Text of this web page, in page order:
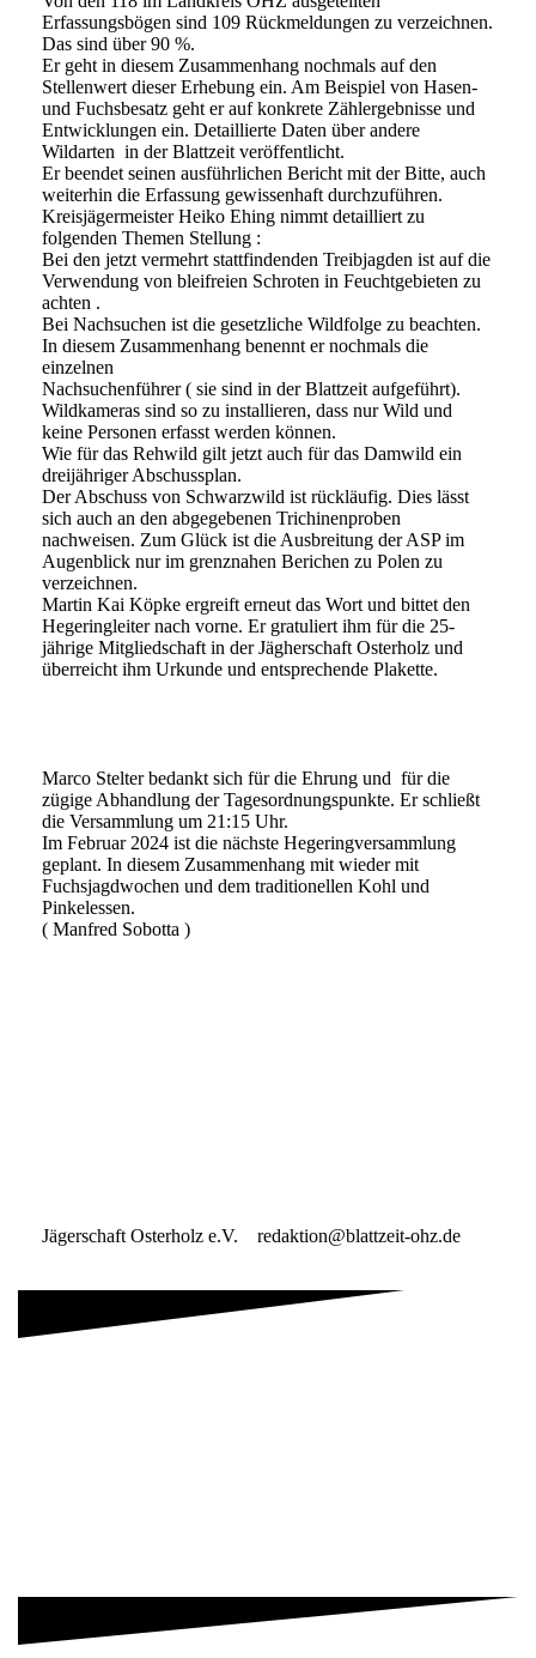
Erfassungsbögen sind 109 Rückmeldungen zu verzeichnen.
Das sind über 90 %.
Er geht in diesem Zusammenhang nochmals auf den
Stellenwert dieser Erhebung ein. Am Beispiel von Hasen-
und Fuchsbesatz geht er auf konkrete Zählergebnisse und
Entwicklungen ein. Detaillierte Daten über andere
Wildarten in der Blattzeit veröffentlicht.
Er beendet seinen ausführlichen Bericht mit der Bitte, auch
weiterhin die Erfassung gewissenhaft durchzuführen.
Kreisjägermeister Heiko Ehing nimmt detailliert zu
folgenden Themen Stellung :
Bei den jetzt vermehrt stattfindenden Treibjagden ist auf die
Verwendung von bleifreien Schroten in Feuchtgebieten zu
achten .
Bei Nachsuchen ist die gesetzliche Wildfolge zu beachten.
In diesem Zusammenhang benennt er nochmals die
einzelnen
Nachsuchenführer ( sie sind in der Blattzeit aufgeführt).
Wildkameras sind so zu installieren, dass nur Wild und
keine Personen erfasst werden können.
Wie für das Rehwild gilt jetzt auch für das Damwild ein
dreijähriger Abschussplan.
Der Abschuss von Schwarzwild ist rückläufig. Dies lässt
sich auch an den abgegebenen Trichinenproben
nachweisen. Zum Glück ist die Ausbreitung der ASP im
Augenblick nur im grenznahen Berichen zu Polen zu
verzeichnen.
Martin Kai Köpke ergreift erneut das Wort und bittet den
Hegeringleiter nach vorne. Er gratuliert ihm für die 25-
jährige Mitgliedschaft in der Jägherschaft Osterholz und
überreicht ihm Urkunde und entsprechende Plakette.
Marco Stelter bedankt sich für die Ehrung und für die
zügige Abhandlung der Tagesordnungspunkte. Er schließt
die Versammlung um 21:15 Uhr.
Im Februar 2024 ist die nächste Hegeringversammlung
geplant. In diesem Zusammenhang mit wieder mit
Fuchsjagdwochen und dem traditionellen Kohl und
Pinkelessen.
( Manfred Sobotta )
Jägerschaft Osterholz e.V. redaktion@blattzeit-ohz.de